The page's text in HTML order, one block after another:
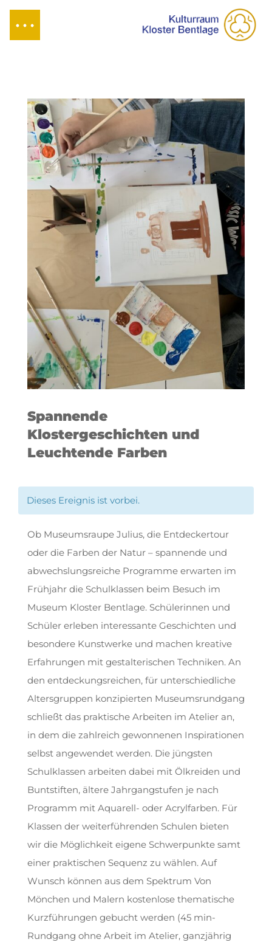
Spannende
Klostergeschichten und
Leuchtende Farben
Dieses Ereignis ist vorbei.
Ob Museumsraupe Julius, die Entdeckertour
oder die Farben der Natur – spannende und
abwechslungsreiche Programme erwarten im
Frühjahr die Schulklassen beim Besuch im
Museum Kloster Bentlage. Schülerinnen und
Schüler erleben interessante Geschichten und
besondere Kunstwerke und machen kreative
Erfahrungen mit gestalterischen Techniken. An
den entdeckungsreichen, für unterschiedliche
Altersgruppen konzipierten Museumsrundgang
schließt das praktische Arbeiten im Atelier an,
in dem die zahlreich gewonnenen Inspirationen
selbst angewendet werden. Die jüngsten
Schulklassen arbeiten dabei mit Ölkreiden und
Buntstiften, ältere Jahrgangstufen je nach
Programm mit Aquarell- oder Acrylfarben. Für
Klassen der weiterführenden Schulen bieten
wir die Möglichkeit eigene Schwerpunkte samt
einer praktischen Sequenz zu wählen. Auf
Wunsch können aus dem Spektrum Von
Mönchen und Malern kostenlose thematische
Kurzführungen gebucht werden (45 min-
Rundgang ohne Arbeit im Atelier, ganzjährig